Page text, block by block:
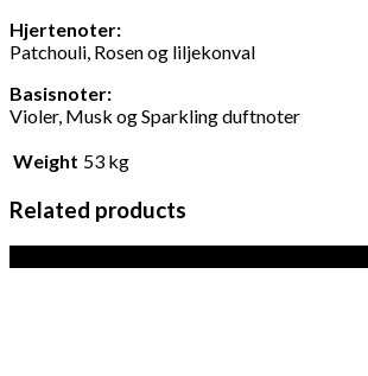
Hjertenoter:
Patchouli, Rosen og liljekonval
Basisnoter:
Violer, Musk og Sparkling duftnoter
Weight 53 kg
Related products